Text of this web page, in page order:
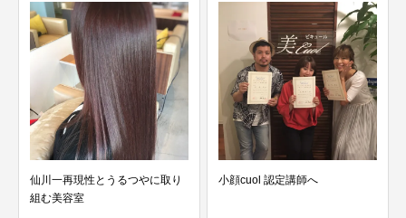
仙川一再現性とうるつやに取り
組む美容室
小顔cuol 認定講師へ